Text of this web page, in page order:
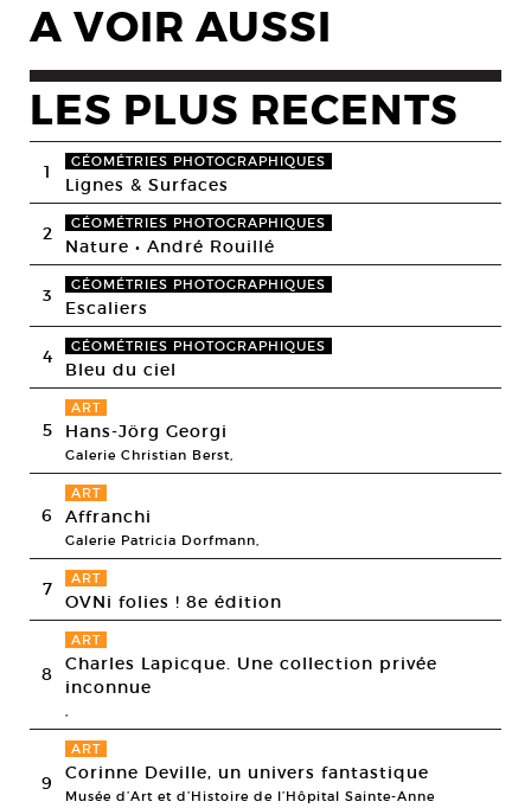
A VOIR AUSSI
LES PLUS RECENTS
1 GÉOMÉTRIES PHOTOGRAPHIQUES
Lignes & Surfaces
2 GÉOMÉTRIES PHOTOGRAPHIQUES
Nature • André Rouillé
3 GÉOMÉTRIES PHOTOGRAPHIQUES
Escaliers
4 GÉOMÉTRIES PHOTOGRAPHIQUES
Bleu du ciel
5
ART
Hans-Jörg Georgi
Galerie Christian Berst,
6
ART
Affranchi
Galerie Patricia Dorfmann,
7 ART
OVNi folies ! 8e édition
8
ART
Charles Lapicque. Une collection privée
inconnue
,
9
ART
Corinne Deville, un univers fantastique
Musée d’Art et d’Histoire de l’Hôpital Sainte-Anne